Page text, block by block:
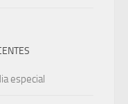
especial